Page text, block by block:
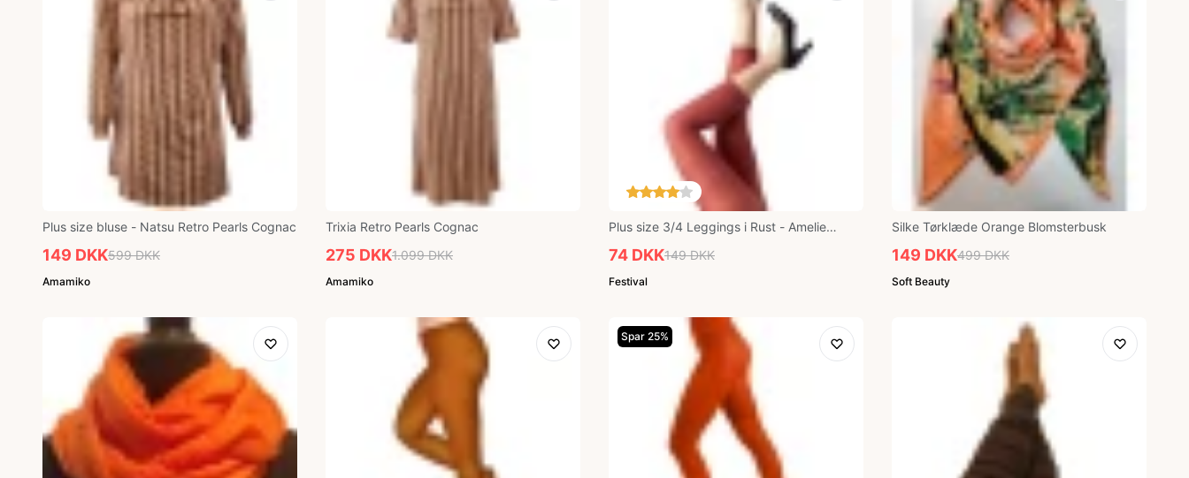
Plus size bluse - Natsu Retro Pearls Cognac
149 DKK599 DKK
Amamiko
Trixia Retro Pearls Cognac
275 DKK1.099 DKK
Amamiko
Plus size 3/4 Leggings i Rust - Amelie
74 DKK149 DKK
Festival
Silke Tørklæde Orange Blomsterbusk
149 DKK499 DKK
Soft Beauty
Spar 25%